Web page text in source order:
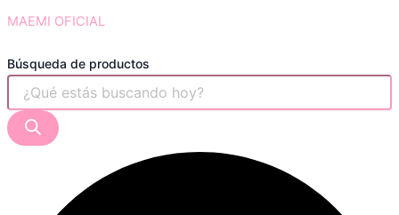
MAEMI OFICIAL
Búsqueda de productos